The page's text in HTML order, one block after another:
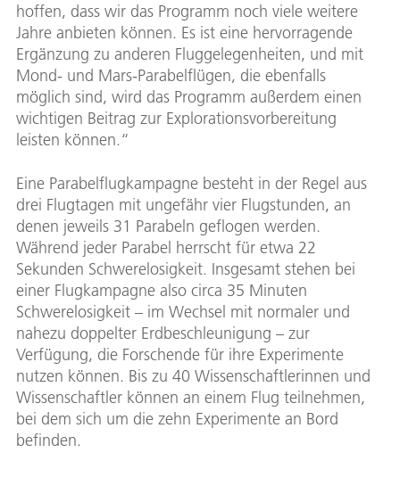
hoffen, dass wir das Programm noch viele weitere
Jahre anbieten können. Es ist eine hervorragende
Ergänzung zu anderen Fluggelegenheiten, und mit
Mond- und Mars-Parabelflügen, die ebenfalls
möglich sind, wird das Programm außerdem einen
wichtigen Beitrag zur Explorationsvorbereitung
leisten können.“
Eine Parabelflugkampagne besteht in der Regel aus
drei Flugtagen mit ungefähr vier Flugstunden, an
denen jeweils 31 Parabeln geflogen werden.
Während jeder Parabel herrscht für etwa 22
Sekunden Schwerelosigkeit. Insgesamt stehen bei
einer Flugkampagne also circa 35 Minuten
Schwerelosigkeit – im Wechsel mit normaler und
nahezu doppelter Erdbeschleunigung – zur
Verfügung, die Forschende für ihre Experimente
nutzen können. Bis zu 40 Wissenschaftlerinnen und
Wissenschaftler können an einem Flug teilnehmen,
bei dem sich um die zehn Experimente an Bord
befinden.